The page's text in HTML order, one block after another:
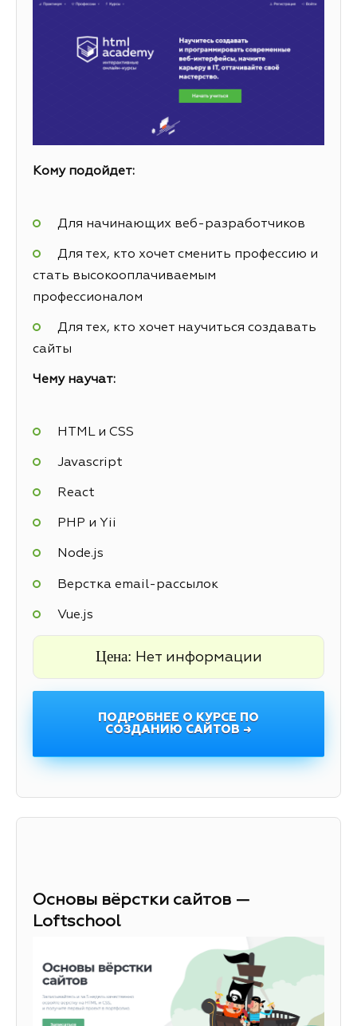
Кому подойдет:
Для начинающих веб-разработчиков
Для тех, кто хочет сменить профессию и
стать высокооплачиваемым
профессионалом
Для тех, кто хочет научиться создавать
сайты
Чему научат:
HTML и CSS
Javascript
React
PHP и Yii
Node.js
Верстка email-рассылок
Vue.js
Цена: Нет информации
ПОДРОБНЕЕ О КУРСЕ ПО
СОЗДАНИЮ САЙТОВ →
Основы вёрстки сайтов —
Loftschool